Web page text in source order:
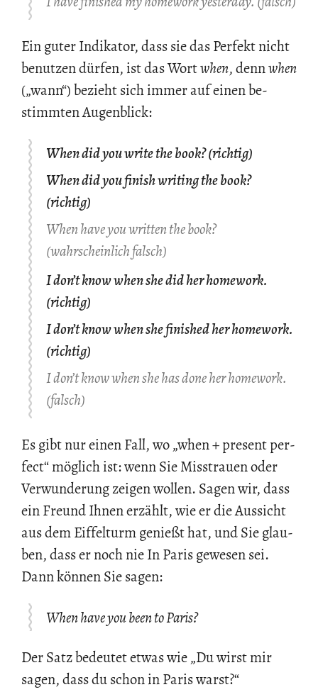
Ein guter In­di­ka­tor, dass sie das Per­fekt nicht
be­nut­zen dür­fen, ist das Wortwhen, dennwhen
(„wann“) be­zieht sich immer auf einen be­
stimm­ten Au­gen­blick:
When did you write the book? (richtig)
When did you finish writing the book?
(richtig)
When have you written the book?
(wahrscheinlich falsch)
I don’t know when she did her homework.
(richtig)
I don’t know when she finished her homework.
(richtig)
I don’t know when she has done her homework.
(falsch)
Es gibt nur einen Fall, wo „when + pre­sent per­
fect“ mög­lich ist: wenn Sie Miss­trau­en oder
Ver­wun­de­rung zei­gen wol­len. Sagen wir, dass
ein Freund Ihnen er­zählt, wie er die Aus­sicht
aus dem Eif­fel­turm ge­nie­ßt hat, und Sie glau­
ben, dass er noch nie In Paris ge­we­sen sei.
Dann kön­nen Sie sagen:
When have you been to Paris?
Der Satz be­deu­tet etwas wie „Du wirst mir
sagen, dass du schon in Paris warst?“